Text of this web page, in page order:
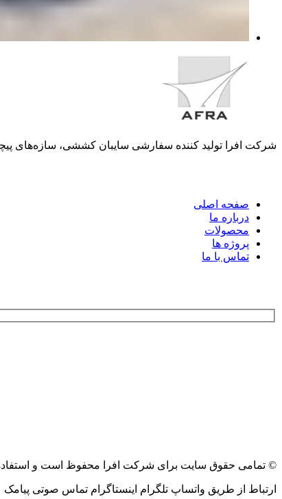
شرکت افرا تولید کننده سفارشی سایبان کششی، سازه­‌های
صفحه اصلی
درباره ما
محصولات
پروژه ها
تماس با ما
© تمامی حقوق سایت برای شرکت افرا محفوظ است و استفاده
ارتباط از طریق واتساپ تلگرام اینستاگرام تماس صوتی پیامک